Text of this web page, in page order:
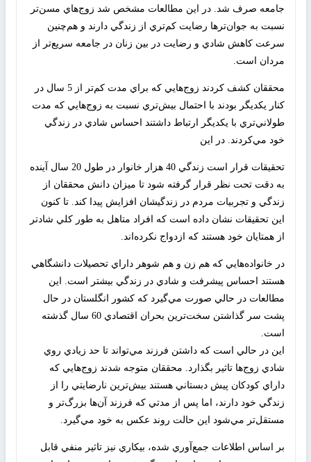
جامعه صرف شد. در اين مطالعات مشخص شد زوج‌هاي مسن‌تر
نسبت به جوان‌ترها رضايت كم‌تري از زندگي دارند و هم‌چنين
سرعت كاهش شادي و رضايت در بين زنان در جامعه سريع‌تر از
مردان است.
محققان كشف كردند زوج‌هايي كه براي مدت كم‌تر از 5 سال در
كنار يكديگر بودند با احتمال بيش‌تري نسبت به زوج‌هايي كه مدت
طولاني‌تري با يكديگر ارتباط داشتند احساس شادي در زندگي
خود مي‌كردند. در اين
تحقيقات قرار است زندگي 40 هزار خانوار در طول 20 سال آينده
به دقت تحت نظر قرار گرفته شود تا ميزان دانش محققان از
زندگي و تجربيات مردم در زندگيشان افزايش پيدا كند. تا كنون
اين تحقيقات نشان داده است كه افراد متاهل به طور كلي شادتر
از همتايان خود هستند كه ازدواج نكرده‌اند.
در خانواده‌هايي كه هم زن و هم شوهر داراي تحصيلات دانشگاهي
هستند احساس پيشرفت و شادي در زندگي بيشتر است. اين
مطالعات در حالي صورت مي‌گيرد كه كشور انگلستان در حال
پشت سر گذاشتن سخت‌ترين بحران اقتصادي 60 سال گذشته
است.
اين در حالي است كه داشتن فرزند مي‌تواند تا حد زيادي روي
شادي زوج‌ها تاثير بگذارد. محققان متوجه شدند زوج‌هايي كه
داراي كودكان پيش دبستاني هستند بيش‌ترين نارضايتي را از
زندگي خود دارند، اما پس از مدتي كه فرزند آن‌ها بزرگ‌تر و
مستقل‌تر مي‌شود اين حالت روند عكس به خود مي‌گيرد.
بر اساس اطلاعات جمع‌آوري شده، بيكاري نيز تاثير منفي قابل